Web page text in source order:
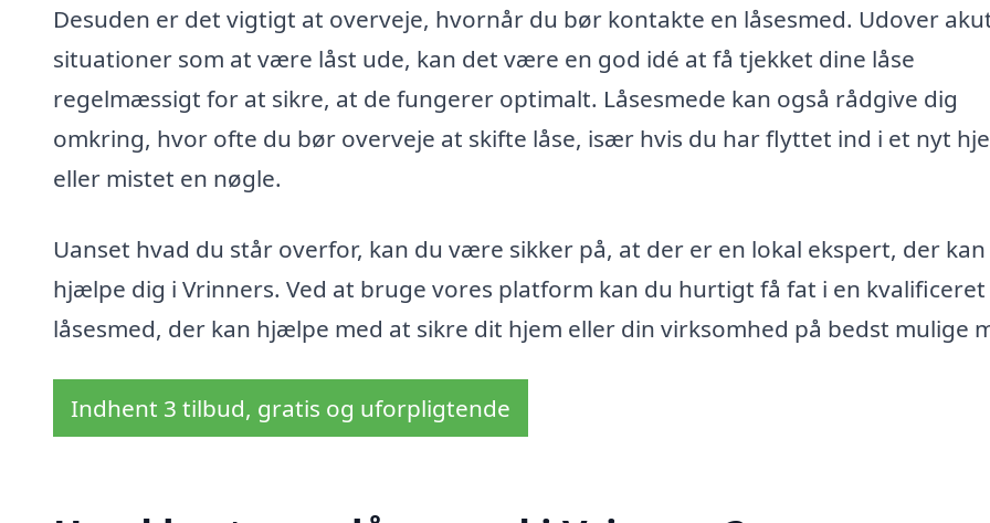
Desuden er det vigtigt at overveje, hvornår du bør kontakte en låsesmed. Udover
situationer som at være låst ude, kan det være en god idé at få tjekket dine låse
regelmæssigt for at sikre, at de fungerer optimalt. Låsesmede kan også rådgive dig
omkring, hvor ofte du bør overveje at skifte låse, især hvis du har flyttet ind i et nyt
eller mistet en nøgle.
Uanset hvad du står overfor, kan du være sikker på, at der er en lokal ekspert, der kan
hjælpe dig i Vrinners. Ved at bruge vores platform kan du hurtigt få fat i en kvalificeret
låsesmed, der kan hjælpe med at sikre dit hjem eller din virksomhed på bedst mulige
Indhent 3 tilbud, gratis og uforpligtende